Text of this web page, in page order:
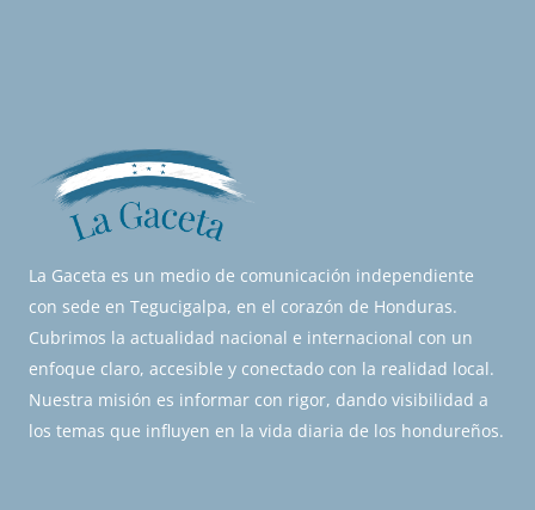
La Gaceta es un medio de comunicación independiente
con sede en Tegucigalpa, en el corazón de Honduras.
Cubrimos la actualidad nacional e internacional con un
enfoque claro, accesible y conectado con la realidad local.
Nuestra misión es informar con rigor, dando visibilidad a
los temas que influyen en la vida diaria de los hondureños.